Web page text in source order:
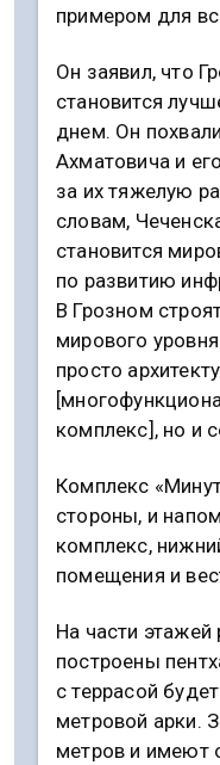
примером для
Он заявил, что
становится
днем. Он
Ахматовича и
за их тяжелую
словам,
становится
по развитию
В Грозном
мирового
просто
комплекс], но и
Комплекс
стороны, и
комплекс,
помещения и
На части
построены
с террасой
метровой арки.
метров и имеют